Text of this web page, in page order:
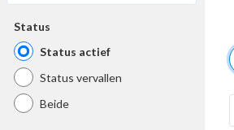
Status
Status actief
Status vervallen
Beide